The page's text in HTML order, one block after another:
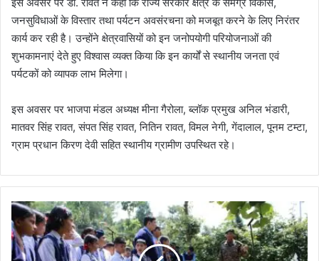
जनसुविधाओं के विस्तार तथा पर्यटन अवसंरचना को मजबूत करने के लिए निरंतर
कार्य कर रही है। उन्होंने क्षेत्रवासियों को इन जनोपयोगी परियोजनाओं की
शुभकामनाएं देते हुए विश्वास व्यक्त किया कि इन कार्यों से स्थानीय जनता एवं
पर्यटकों को व्यापक लाभ मिलेगा।
इस अवसर पर भाजपा मंडल अध्यक्ष मीना गैरोला, ब्लॉक प्रमुख अनिल भंडारी,
मातवर सिंह रावत, संपत सिंह रावत, नितिन रावत, विमल नेगी, गेंदालाल, पूनम टम्टा,
ग्राम प्रधान किरण देवी सहित स्थानीय ग्रामीण उपस्थित रहे।
वि
श्व
प
र्या